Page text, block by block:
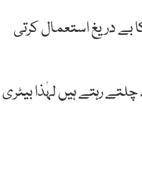
دریغ استعمال کرتی
رہتے ہیں لہٰذا بیٹری